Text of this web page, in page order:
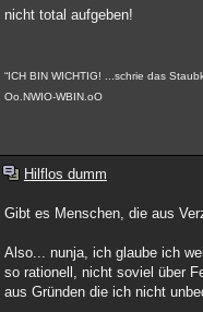
nicht total aufgeben!
“ICH BIN WICHTIG! ...schrie das
Oo.NWIO-WBIN.oO
Hilflos dumm
Gibt es Menschen, die aus
Also... nunja, ich glaube ich
so rationell, nicht soviel über
aus Gründen die ich nicht